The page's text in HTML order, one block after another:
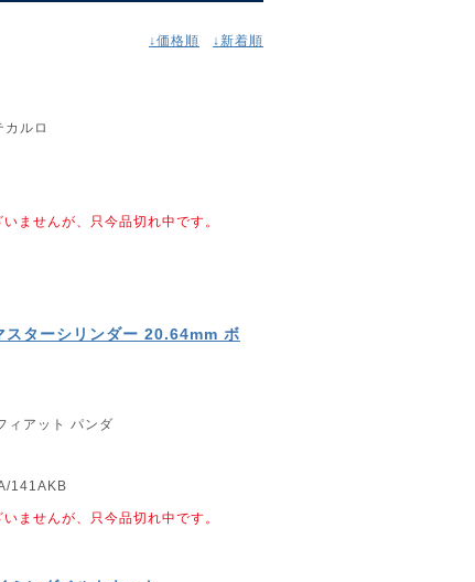
↓価格順 ↓新着順
カルロ
ませんが、只今品切れ中です。
ターシリンダー 20.64mm ボ
ィアット パンダ
141AKB
ませんが、只今品切れ中です。